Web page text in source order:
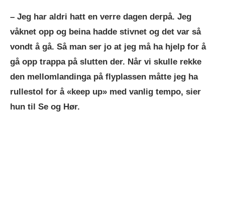
– Jeg har aldri hatt en verre dagen derpå. Jeg
våknet opp og beina hadde stivnet og det var så
vondt å gå. Så man ser jo at jeg må ha hjelp for å
gå opp trappa på slutten der. Når vi skulle rekke
den mellomlandinga på flyplassen måtte jeg ha
rullestol for å «keep up» med vanlig tempo, sier
hun til Se og Hør.